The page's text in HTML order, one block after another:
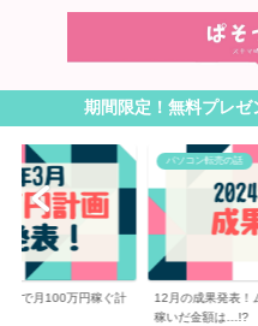
期間限定！無料プレ
売で月100万円稼ぐ計
パソコン転売の話
12月の成果発表！
稼いだ金額は…!?